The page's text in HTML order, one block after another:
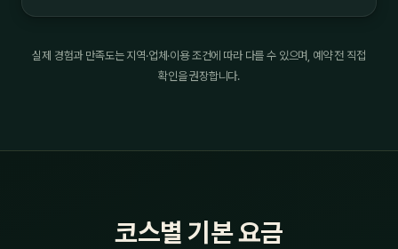
실제 경험과 만족도는 지역·업체·이용 조건에 따라 다를 수 있으며, 예약 전 직접
확인을 권장합니다.
코스별 기본 요금